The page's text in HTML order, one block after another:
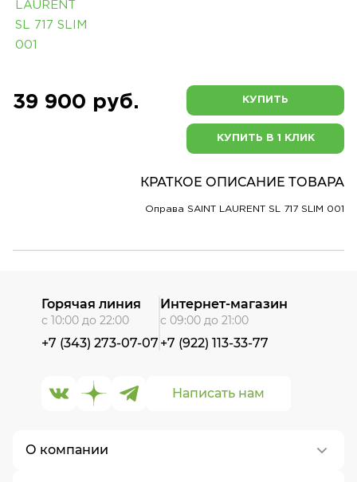
39 900 руб. КУПИТЬ
КУПИТЬ В 1 КЛИК
КРАТКОЕ ОПИСАНИЕ ТОВАРА
Оправа SAINT LAURENT SL 717 SLIM 001
О компании
Написать нам
Горячая линия
с 10:00 до 22:00
+7 (343) 273-07-07
Интернет-магазин
с 09:00 до 21:00
+7 (922) 113-33-77